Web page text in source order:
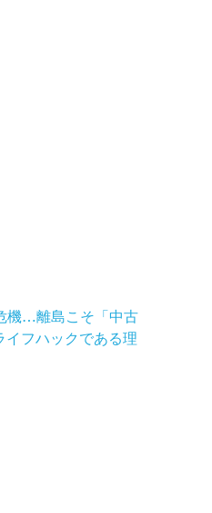
機…離島こそ「中古
イフハックである理